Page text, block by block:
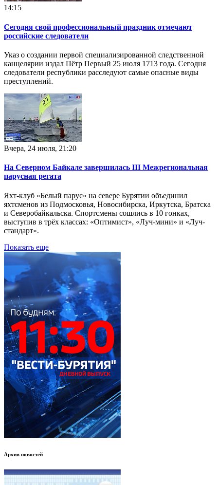
14:15
Сегодня свой профессиональный праздник отмечают
российские следователи
Указ о создании первой специализированной следственной
канцелярии издал Пётр Первый 25 июля 1713 года. Сегодня
следователи республики расследуют самые опасные виды
преступлений.
Вчера, 24 июля, 21:20
На Северном Байкале завершилась III Межрегиональная
парусная регата
Яхт-клуб «Белый парус» на севере Бурятии объединил
яхтсменов из Подмосковья, Новосибирска, Иркутска, Братска
и Северобайкальска. Спортсмены сошлись в 10 гонках,
выступив в трёх классах: «Оптимист», «Луч-мини» и «Луч-
стандарт».
Показать еще
Архив новостей